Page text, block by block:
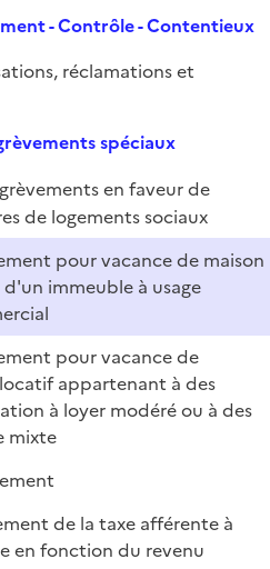
- Contrôle - Contentieux
réclamations et
spéciaux
en faveur de
de logements sociaux
pour vacance de maison
immeuble à usage
pour vacance de
appartenant à des
à loyer modéré ou à des
mixte
de la taxe afférente à
en fonction du revenu